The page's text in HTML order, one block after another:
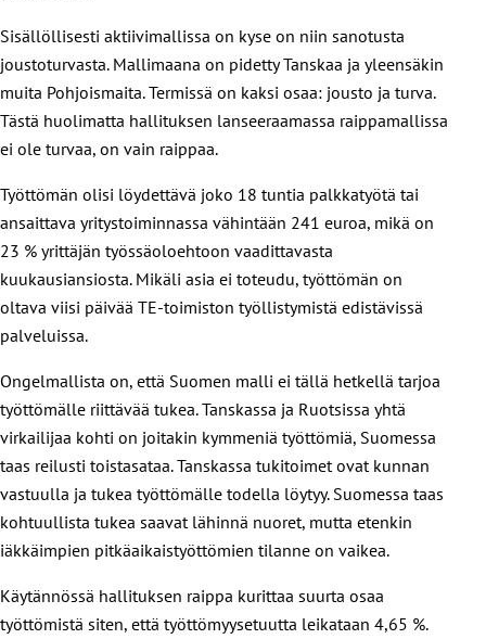
Sisällöllisesti aktiivimallissa on kyse on niin sanotusta
joustoturvasta. Mallimaana on pidetty Tanskaa ja yleensäkin
muita Pohjoismaita. Termissä on kaksi osaa: jousto ja turva.
Tästä huolimatta hallituksen lanseeraamassa raippamallissa
ei ole turvaa, on vain raippaa.
Työttömän olisi löydettävä joko 18 tuntia palkkatyötä tai
ansaittava yritystoiminnassa vähintään 241 euroa, mikä on
23 % yrittäjän työssäoloehtoon vaadittavasta
kuukausiansiosta. Mikäli asia ei toteudu, työttömän on
oltava viisi päivää TE-toimiston työllistymistä edistävissä
palveluissa.
Ongelmallista on, että Suomen malli ei tällä hetkellä tarjoa
työttömälle riittävää tukea. Tanskassa ja Ruotsissa yhtä
virkailijaa kohti on joitakin kymmeniä työttömiä, Suomessa
taas reilusti toistasataa. Tanskassa tukitoimet ovat kunnan
vastuulla ja tukea työttömälle todella löytyy. Suomessa taas
kohtuullista tukea saavat lähinnä nuoret, mutta etenkin
iäkkäimpien pitkäaikaistyöttömien tilanne on vaikea.
Käytännössä hallituksen raippa kurittaa suurta osaa
työttömistä siten, että työttömyysetuutta leikataan 4,65 %.